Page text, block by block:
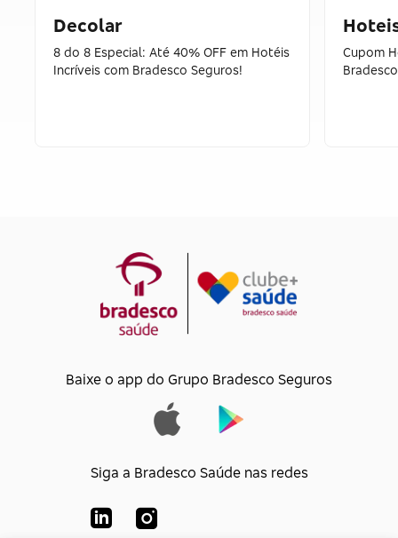
Decolar
8 do 8 Especial: Até 40% OFF em Hotéis
Incríveis com Bradesco Seguros!
Cupom
Baixe o app do Grupo Bradesco Seguros
Siga a Bradesco Saúde nas redes